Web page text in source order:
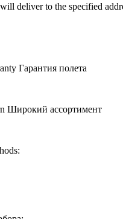
deliver to the specified
Гарантия полета
Широкий ассортимент